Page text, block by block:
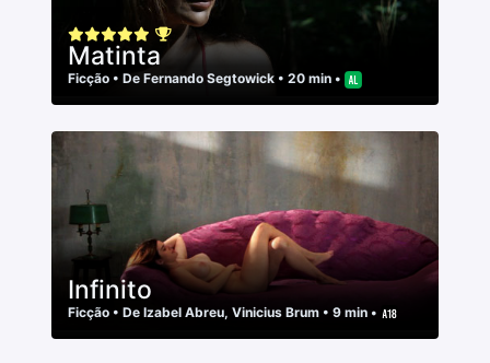
Matinta
Ficção • De Fernando Segtowick • 20 min •
Infinito
Ficção • De Izabel Abreu, Vinicius Brum • 9 min •